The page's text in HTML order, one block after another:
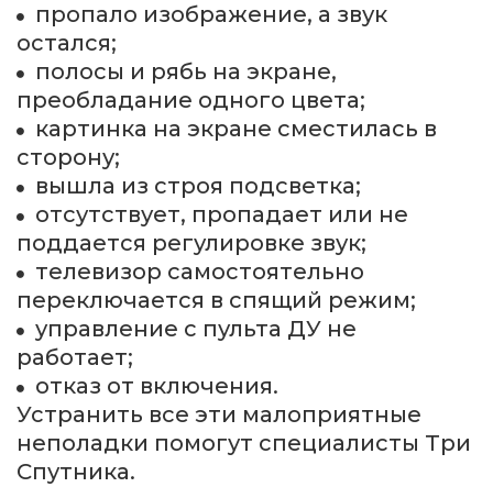
пропало изображение, а звук
остался;
полосы и рябь на экране,
преобладание одного цвета;
картинка на экране сместилась в
сторону;
вышла из строя подсветка;
отсутствует, пропадает или не
поддается регулировке звук;
телевизор самостоятельно
переключается в спящий режим;
управление с пульта ДУ не
работает;
отказ от включения.
Устранить все эти малоприятные
неполадки помогут специалисты Три
Спутника.